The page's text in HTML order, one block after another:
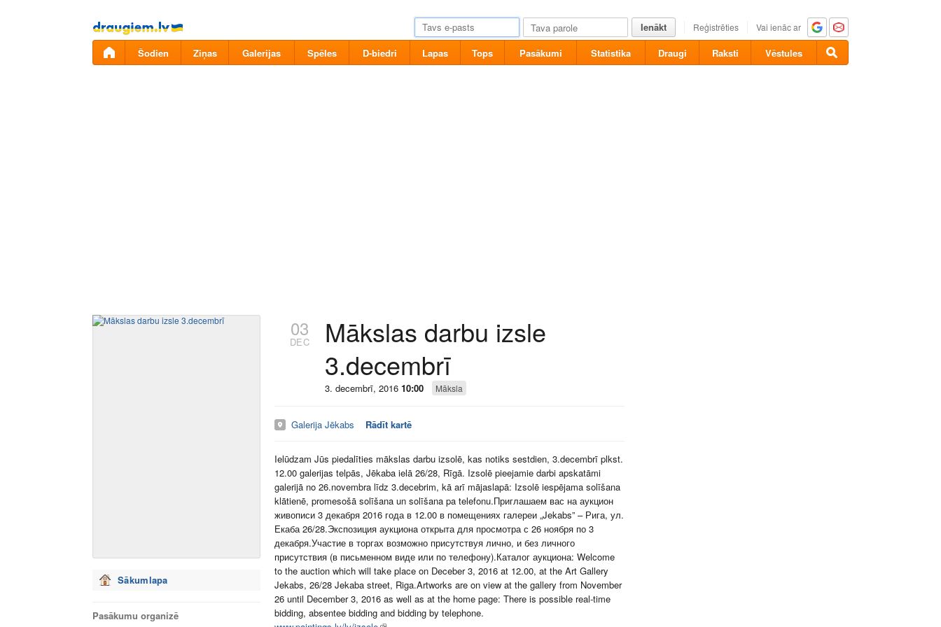
Pāriet
uz
saturu
Ienākt Reģistrēties Vai ienāc ar
Šodien Ziņas Galerijas Spēles D-biedri Lapas Tops Pasākumi Statistika Draugi Raksti Vēstules
Sākumlapa
Pasākumu organizē
03
DEC
Mākslas darbu izsle
3.decembrī
3. decembrī, 2016 10:00 Māksla
Galerija Jēkabs Rādīt kartē
Ielūdzam Jūs piedalīties mākslas darbu izsolē, kas notiks sestdien, 3.decembrī plkst.
12.00 galerijas telpās, Jēkaba ielā 26/28, Rīgā. Izsolē pieejamie darbi apskatāmi
galerijā no 26.novembra līdz 3.decebrim, kā arī mājaslapā: Izsolē iespējama solīšana
klātienē, promesošā solīšana un solīšana pa telefonu.Приглашаем вас на аукцион
живописи 3 декабря 2016 года в 12.00 в помещениях галереи „Jekabs” – Рига, ул.
Екаба 26/28.Экспозиция аукционa открыта для просмотра с 26 ноября по 3
декабря.Участие в торгах возможно присутствуя лично, и без личного
присутствия (в письменном виде или по телефону).Каталог аукциона: Welcome
to the auction which will take place on Deceber 3, 2016 at 12.00, at the Art Gallery
Jekabs, 26/28 Jekaba street, Riga.Artworks are on view at the gallery from November
26 until December 3, 2016 as well as at the home page: There is possible real-time
bidding, absentee bidding and bidding by telephone.